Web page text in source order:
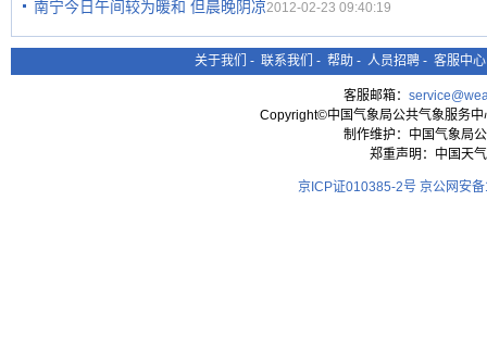
南宁今日午间较为暖和 但晨晚阴凉2012-02-23 09:40:19
关于我们 - 联系我们 - 帮助 - 人员招聘 - 客服中心
客服邮箱：
Copyright©中国气象局公共气象服务
制作维护：中国气象局
郑重声明：中国天
京ICP证010385-2号 京公网安